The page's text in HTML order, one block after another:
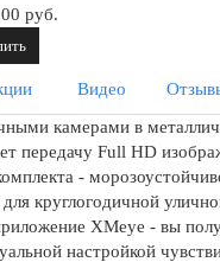
руб.
Видео
камерами в
передачу Full HD
-
круглогодичной
XMeye - вы
настройкой